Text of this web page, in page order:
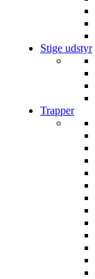
Stige udstyr
Trapper